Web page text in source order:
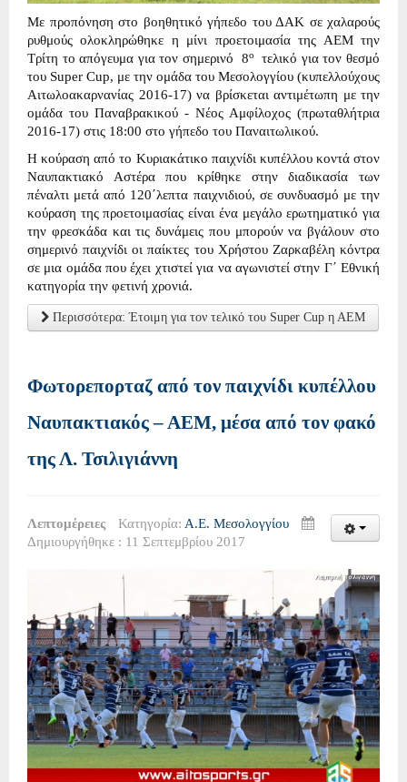
Με προπόνηση στο βοηθητικό γήπεδο του ΔΑΚ σε χαλαρούς
ρυθμούς ολοκληρώθηκε η μίνι προετοιμασία της ΑΕΜ την
Τρίτη το απόγευμα για τον σημερινό 8ο
τελικό για τον θεσμό
του Super Cup, με την ομάδα του Μεσολογγίου (κυπελλούχους
Αιτωλοακαρνανίας 2016-17) να βρίσκεται αντιμέτωπη με την
ομάδα του Παναβρακικού - Νέος Αμφίλοχος (πρωταθλήτρια
2016-17) στις 18:00 στο γήπεδο του Παναιτωλικού.
Η κούραση από το Κυριακάτικο παιχνίδι κυπέλλου κοντά στον
Ναυπακτιακό Αστέρα που κρίθηκε στην διαδικασία των
πέναλτι μετά από 120΄λεπτα παιχνιδιού, σε συνδυασμό με την
κούραση της προετοιμασίας είναι ένα μεγάλο ερωτηματικό για
την φρεσκάδα και τις δυνάμεις που μπορούν να βγάλουν στο
σημερινό παιχνίδι οι παίκτες του Χρήστου Ζαρκαβέλη κόντρα
σε μια ομάδα που έχει χτιστεί για να αγωνιστεί στην Γ΄ Εθνική
κατηγορία την φετινή χρονιά.
Περισσότερα: Έτοιμη για τον τελικό του Super Cup η ΑΕΜ
Φωτορεπορταζ από τον παιχνίδι κυπέλλου
Ναυπακτιακός – ΑΕΜ, μέσα από τον φακό
της Λ. Τσιλιγιάννη
Λεπτομέρειες Κατηγορία: Α.Ε. Μεσολογγίου
Δημιουργήθηκε : 11 Σεπτεμβρίου 2017